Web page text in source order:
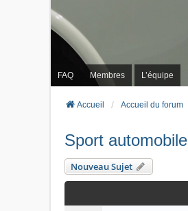
FAQ Membres L’équipe
Accueil Accueil du forum
Sport
Nouveau Sujet